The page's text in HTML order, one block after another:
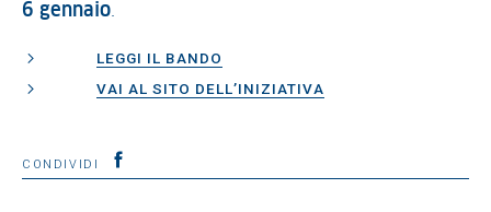
6 gennaio.
LEGGI IL BANDO
VAI AL SITO DELL’INIZIATIVA
CONDIVIDI